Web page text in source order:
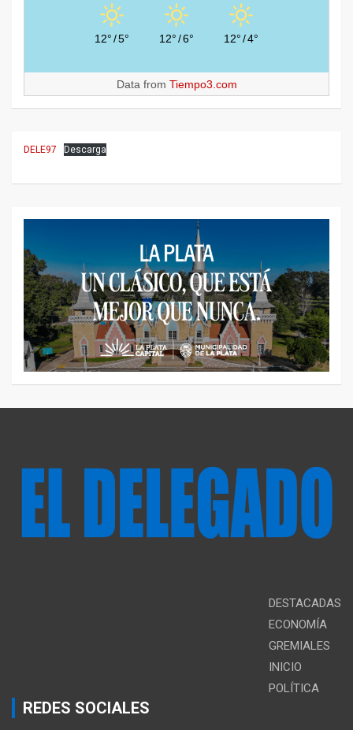
12°/5° 12°/6° 12°/4°
Data from Tiempo3.com
DELE97 Descarga
DESTACADAS
ECONOMÍA
GREMIALES
INICIO
POLÍTICA
REDES SOCIALES